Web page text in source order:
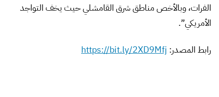
الفرات، وبالأخص مناطق شرق القامشلي حيث يخف التواجد
الأمريكي”.
رابط المصدر: https://bit.ly/2XD9Mfj